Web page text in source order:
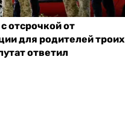
отсрочкой от
для родителей троих
ответил